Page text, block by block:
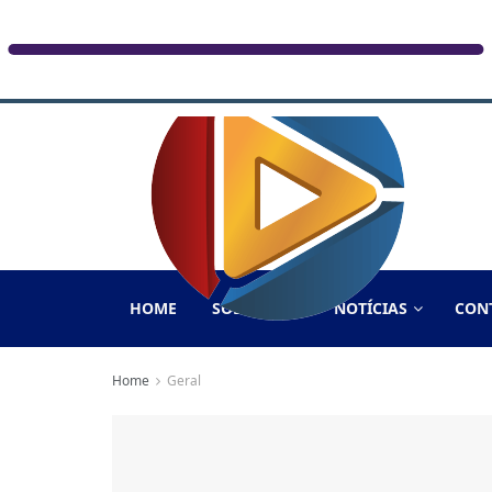
HOME SOBRE NÓS NOTÍCIAS
Home Geral